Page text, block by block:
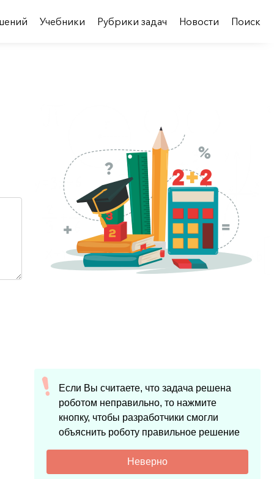
Учебники Рубрики задач Новости Поиск
Если Вы считаете, что задача решена
роботом неправильно, то нажмите
кнопку, чтобы разработчики смогли
объяснить роботу правильное решение
Неверно